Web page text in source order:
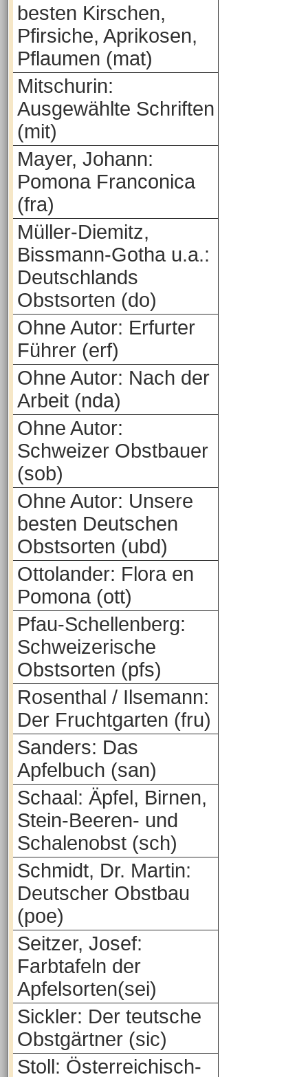
besten Kirschen,
Pfirsiche, Aprikosen,
Pflaumen (mat)
Mitschurin:
Ausgewählte Schriften
(mit)
Mayer, Johann:
Pomona Franconica
(fra)
Müller-Diemitz,
Bissmann-Gotha u.a.:
Deutschlands
Obstsorten (do)
Ohne Autor: Erfurter
Führer (erf)
Ohne Autor: Nach der
Arbeit (nda)
Ohne Autor:
Schweizer Obstbauer
(sob)
Ohne Autor: Unsere
besten Deutschen
Obstsorten (ubd)
Ottolander: Flora en
Pomona (ott)
Pfau-Schellenberg:
Schweizerische
Obstsorten (pfs)
Rosenthal / Ilsemann:
Der Fruchtgarten (fru)
Sanders: Das
Apfelbuch (san)
Schaal: Äpfel, Birnen,
Stein-Beeren- und
Schalenobst (sch)
Schmidt, Dr. Martin:
Deutscher Obstbau
(poe)
Seitzer, Josef:
Farbtafeln der
Apfelsorten(sei)
Sickler: Der teutsche
Obstgärtner (sic)
Stoll: Österreichisch-